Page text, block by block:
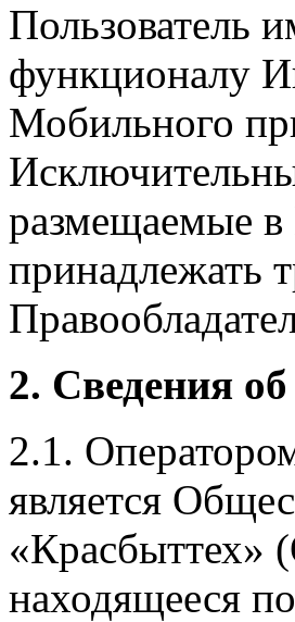
Пользователь
функционалу
Мобильного
размещаемые
принадлежать
2. Сведения
2.1.
является
находящееся